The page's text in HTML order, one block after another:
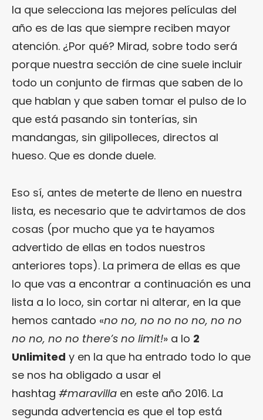
la que selecciona las mejores películas del
año es de las que siempre reciben mayor
atención. ¿Por qué? Mirad, sobre todo será
porque nuestra sección de cine suele incluir
todo un conjunto de firmas que saben de lo
que hablan y que saben tomar el pulso de lo
que está pasando sin tonterías, sin
mandangas, sin gilipolleces, directos al
hueso. Que es donde duele.
Eso sí, antes de meterte de lleno en nuestra
lista, es necesario que te advirtamos de dos
cosas (por mucho que ya te hayamos
advertido de ellas en todos nuestros
anteriores tops). La primera de ellas es que
lo que vas a encontrar a continuación es una
lista a lo loco, sin cortar ni alterar, en la que
hemos cantado «no no, no no no no, no no
no no, no no there’s no limit!» a lo 2
Unlimited y en la que ha entrado todo lo que
se nos ha obligado a usar el
hashtag #maravilla en este año 2016. La
segunda advertencia es que el top está